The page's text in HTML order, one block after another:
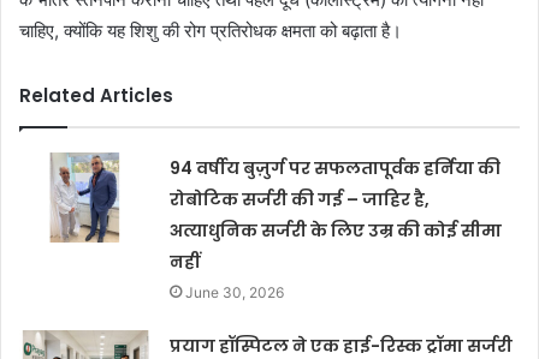
चाहिए, क्योंकि यह शिशु की रोग प्रतिरोधक क्षमता को बढ़ाता है।
Related Articles
94 वर्षीय बुज़ुर्ग पर सफलतापूर्वक हर्निया की
रोबोटिक सर्जरी की गई – जाहिर है,
अत्याधुनिक सर्जरी के लिए उम्र की कोई सीमा
नहीं
June 30, 2026
प्रयाग हॉस्पिटल ने एक हाई-रिस्क ट्रॉमा सर्जरी